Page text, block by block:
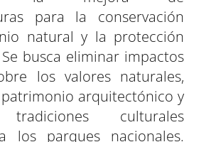
para la conservación
natural y la protección
busca eliminar impactos
los valores naturales,
arquitectónico y
tradiciones culturales
los parques nacionales.